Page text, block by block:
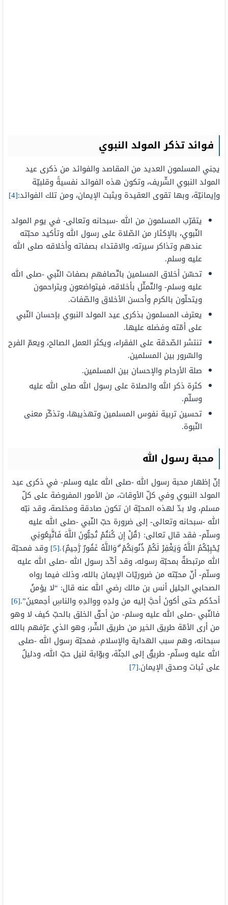
فوائد تذكر المولد النبوي
يجني المسلمون العديد من المقاصد والفوائد من ذكرى عيد
المولد النبوي الشّريف، وتكون هذه الفوائد نفسيةً وقلبيّة
وإيمانيّة، وبها تقوى العقيدة ويثبت الإيمان، ومن تلك الفوائد:[4]
يتقرّب المسلمون من الله -سبحانه وتعالى- في يوم المولد
النّبوي، بالإكثار من الصّلاة على رسول الله وتأكيد محبّته
عندهم وتذاكر سيرته، والاقتداء بصفاته وأخلاقه صلى الله
عليه وسلم.
تحسّن أخلاق المسلمين باتّصافهم بصفات النّبي -صلى الله
عليه وسلم- والتّمثّل بأخلاقه، فيتواضعون ويتراحمون
ويتحلّون بالكرم وأحسن الأخلاق والصّفات.
يعترف المسلمون بذكرى عيد المولد النبوي بإحسان النّبي
على أمّته وفضله عليها.
تنتشر الصّدقة على الفقراء، ويكثر العمل الصالح، ويعمّ الفرح
والسّرور بين المسلمين.
صلة الأرحام والإحسان بين المسلمين.
كثرة ذكر الله والصلاة على رسول الله صلى الله عليه
وسلّم.
تحسين تربية نفوس المسلمين وتهذيبها، وتذكّر معنى
النّبوة.
محبة رسول الله
إنّ إظهار محبة رسول الله -صلى الله عليه وسلم- في ذكرى عيد
المولد النبوي وفي كلّ الأوقات، من الأمور المفروضة على كلّ
مسلم، ولا بدّ لهذه المحبّة ان تكون صادقة ومخلصة، وقد نبّه
الله -سبحانه وتعالى- إلى ضرورة حبّ النّبي -صلى الله عليه
وسلّم- فقد قال تعالى: {قُلْ إِن كُنتُمْ تُحِبُّونَ اللَّهَ فَاتَّبِعُونِي
يُحْبِبْكُمُ اللَّهُ وَيَغْفِرْ لَكُمْ ذُنُوبَكُمْ ۗ وَاللَّهُ غَفُورٌ رَّحِيمٌ}.[5]
وقد فمحبّة
الله مرتبطةٌ بمحبّة رسوله، وقد أكّد رسول الله -صلى الله عليه
وسلّم- أنّ محبّته من ضروريّات الإيمان بالله، وذلك فيما رواه
الصحابي الجليل أنس بن مالك رضي الله عنه قال: “لا يؤمنُ
أحدُكم حتى أكونَ أحبَّ إليه من ولدِهِ ووالدِهِ والناسِ أجمعينَ”.[6]
فالنّبي -صلى الله عليه وسلم- من أحقّ الخلق بالحبّ كيف لا وهو
من أرى الأمّة طريق الخير من طريق الشّر، وهو الذي عرّفهم بالله
سبحانه، وهم سبب الهداية والإسلام، فمحبّة رسول الله -صلى
الله عليه وسلّم- طريقٌ إلى الجنّة، وبوّابة لنيل حبّ الله، ودليلٌ
على ثبات وصدق الإيمان.[7]